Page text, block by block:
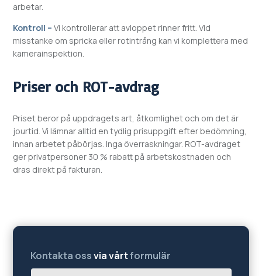
arbetar.
Kontroll – Vi kontrollerar att avloppet rinner fritt. Vid
misstanke om spricka eller rotintrång kan vi komplettera med
kamerainspektion.
Priser och ROT-avdrag
Priset beror på uppdragets art, åtkomlighet och om det är
jourtid. Vi lämnar alltid en tydlig prisuppgift efter bedömning,
innan arbetet påbörjas. Inga överraskningar. ROT-avdraget
ger privatpersoner 30 % rabatt på arbetskostnaden och
dras direkt på fakturan.
Kontakta ossvia vårtformulär